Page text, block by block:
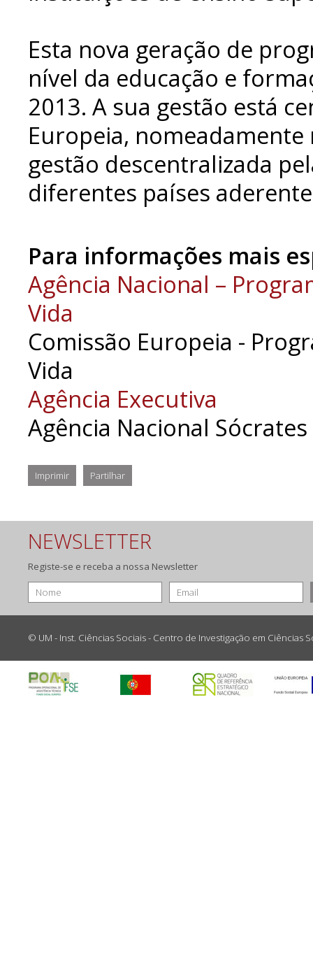
Esta nova geração de
nível da educação e
2013. A sua gestão está
Europeia, nomeadamente
gestão descentralizada
diferentes países
Para informações mais
Agência Nacional –
Vida
Comissão Europeia -
Vida
Agência Executiva
Agência Nacional
Imprimir Partilhar
NEWSLETTER
Registe-se e receba a nossa Newsletter
© UM - Inst. Ciências Sociais - Centro de Investigação em Ciências